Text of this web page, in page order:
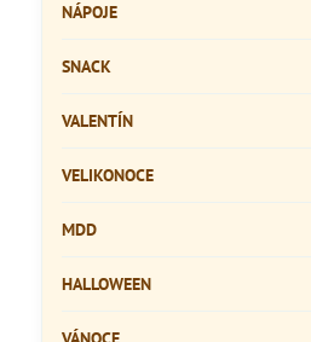
NÁPOJE
SNACK
VALENTÍN
VELIKONOCE
MDD
HALLOWEEN